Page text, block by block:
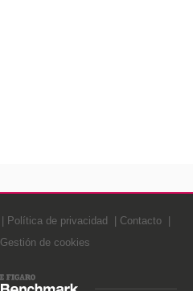
Política de privacidad
Contacto
Gestión de cookies